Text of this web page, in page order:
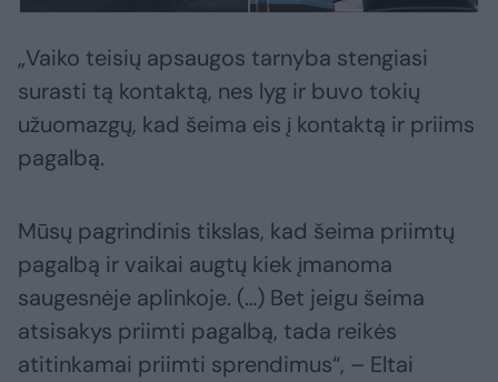
„Vaiko teisių apsaugos tarnyba stengiasi
surasti tą kontaktą, nes lyg ir buvo tokių
užuomazgų, kad šeima eis į kontaktą ir priims
pagalbą.
Mūsų pagrindinis tikslas, kad šeima priimtų
pagalbą ir vaikai augtų kiek įmanoma
saugesnėje aplinkoje. (…) Bet jeigu šeima
atsisakys priimti pagalbą, tada reikės
atitinkamai priimti sprendimus“, – Eltai